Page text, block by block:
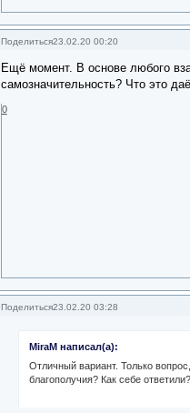
Поделиться23.02.20 00:20
Ещё момент. В основе любого
самозначительность? Что это
0
Поделиться23.02.20 03:28
MiraM написал(а):
Отличный вариант. Только
благополучия? Как себе ответили?